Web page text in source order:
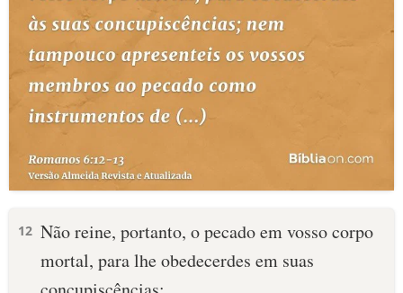
12 Não reine, portanto, o pecado em vosso corpo
mortal, para lhe obedecerdes em suas